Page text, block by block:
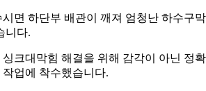
면 하단부 배관이 깨져 엄청난 하수구
니다.
크대막힘 해결을 위해 감각이 아닌 정
업에 착수했습니다.